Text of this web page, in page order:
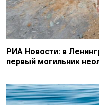
РИА Новости: в
первый могильник